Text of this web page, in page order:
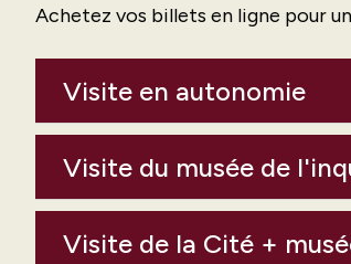
Achetez vos billets en ligne pour
Visite en autonomie
Visite du musée de
Visite de la Cité +